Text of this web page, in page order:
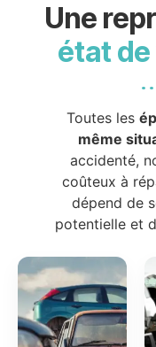
Une
état
Toutes les
même
accidenté,
coûteux à
dépend de
potentielle et